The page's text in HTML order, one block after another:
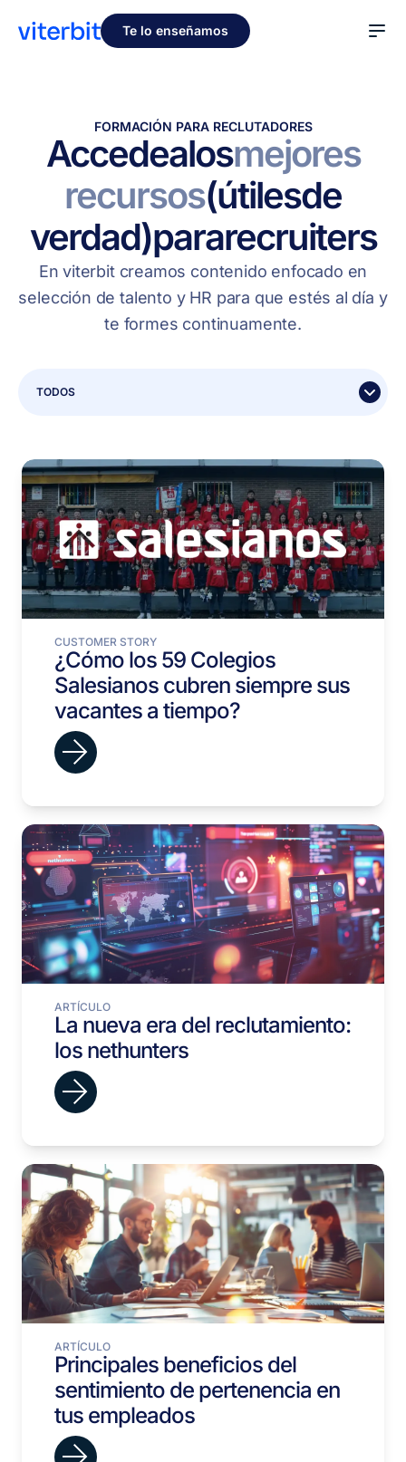
Te lo enseñamos
FORMACIÓN PARA RECLUTADORES
Accedealosmejores
recursos(útilesde
verdad)pararecruiters
En viterbit creamos contenido enfocado en
selección de talento y HR para que estés al día y
te formes continuamente.
TODOS
CUSTOMER STORY
¿Cómo los 59 Colegios
Salesianos cubren siempre sus
vacantes a tiempo?
ARTÍCULO
La nueva era del reclutamiento:
los nethunters
ARTÍCULO
Principales beneficios del
sentimiento de pertenencia en
tus empleados